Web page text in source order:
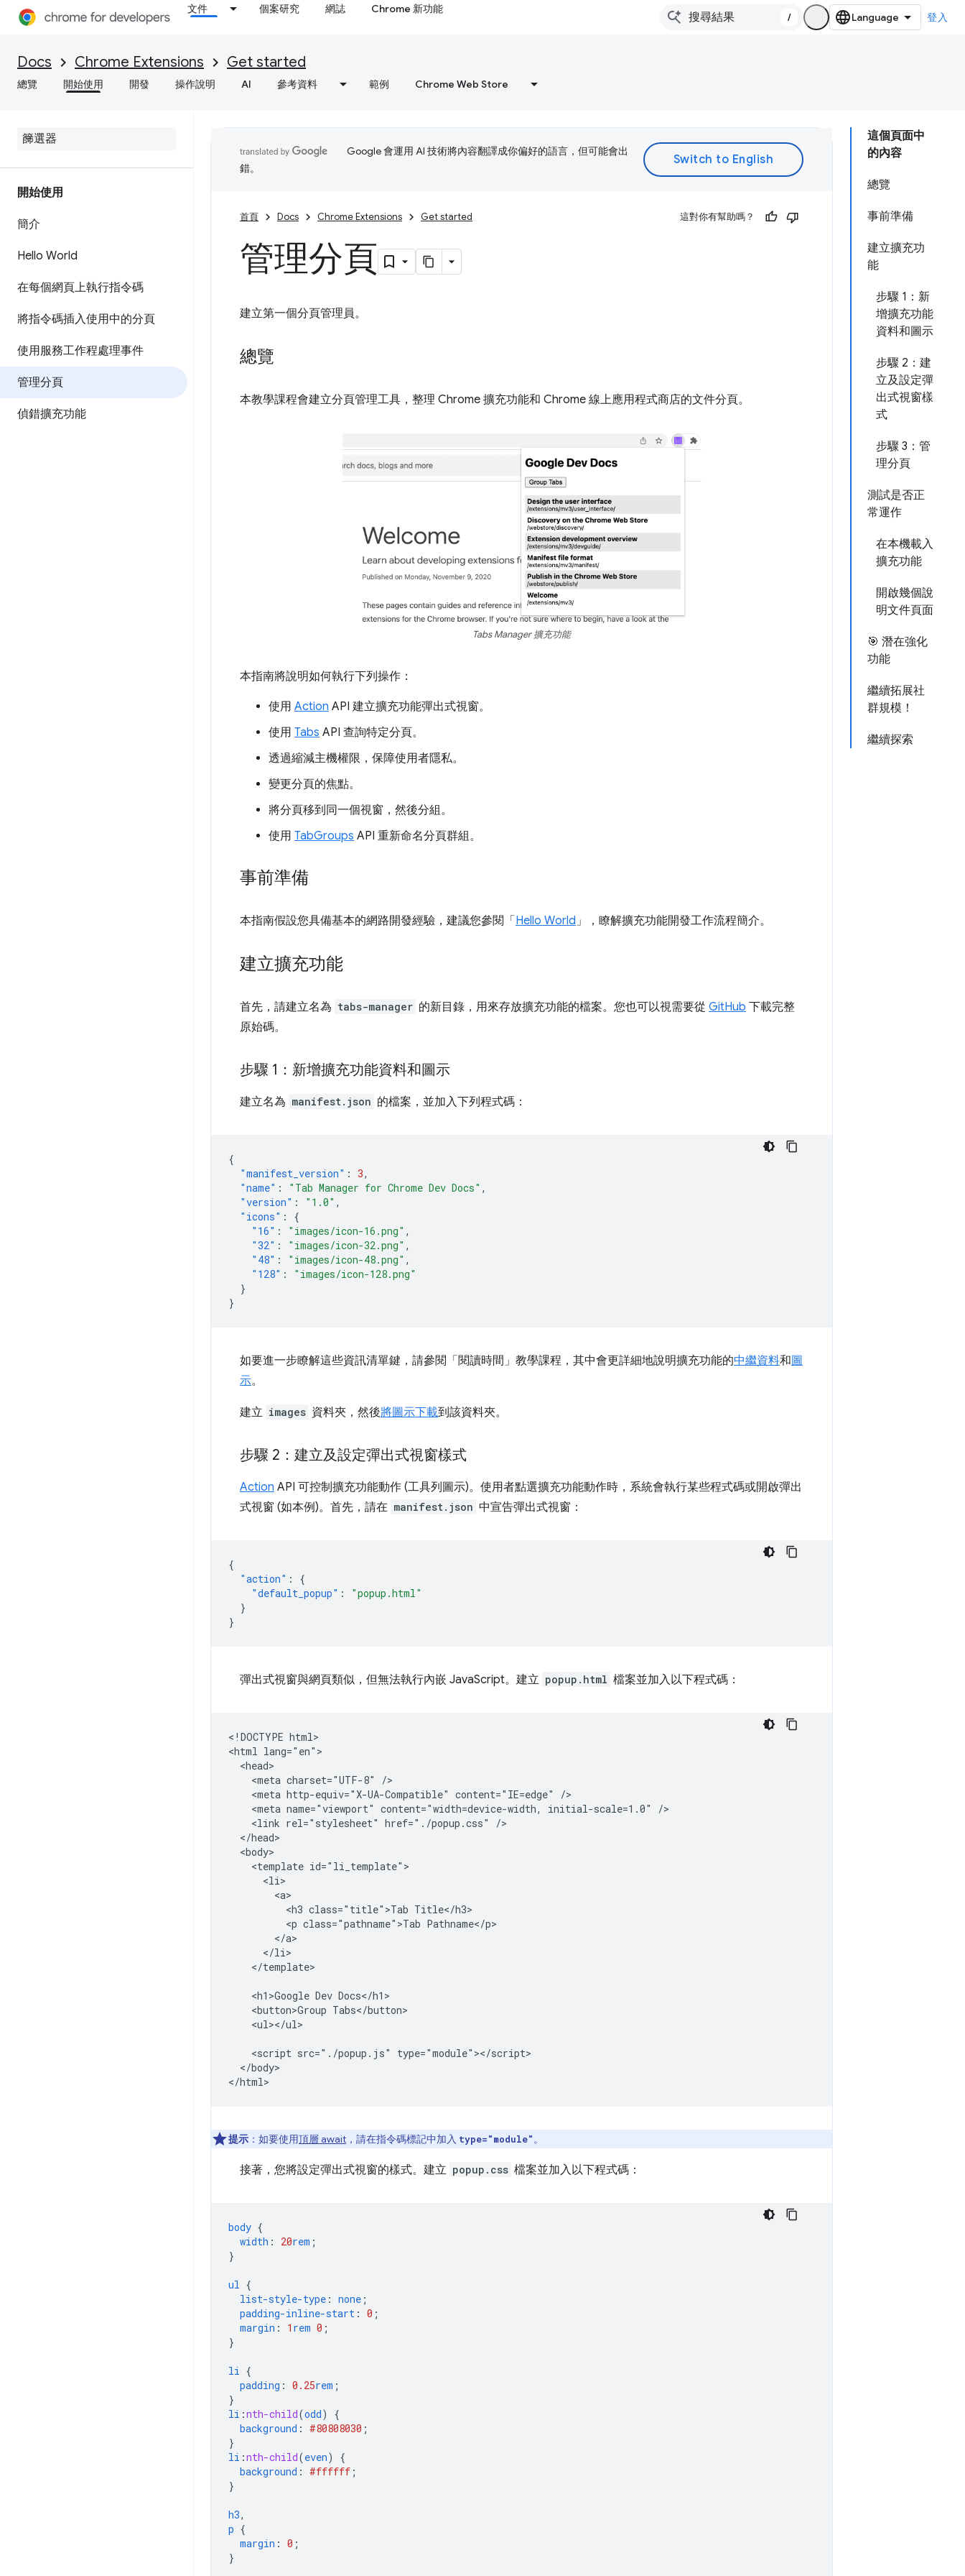
文件 個案研究 網誌 Chrome 新功能
/ 登入
Docs Chrome Extensions Get started
總覽 開始使用 開發 操作說明 AI 參考資料 範例 Chrome Web Store
開始使用
簡介
Hello World
在每個網頁上執行指令碼
將指令碼插入使用中的分頁
使用服務工作程處理事件
管理分頁
偵錯擴充功能
這個頁面中
的內容
總覽
事前準備
建立擴充功
能
步驟 1：新
增擴充功能
資料和圖示
步驟 2：建
立及設定彈
出式視窗樣
式
步驟 3：管
理分頁
測試是否正
常運作
在本機載入
擴充功能
開啟幾個說
明文件頁面
🎯 潛在強化
功能
繼續拓展社
群規模！
繼續探索
Google 會運用 AI 技術將內容翻譯成你偏好的語言，但可能會出
錯。
首頁 Docs Chrome Extensions Get started 這對你有幫助嗎？
管理分頁
建立第一個分頁管理員。
總覽
本教學課程會建立分頁管理工具，整理 Chrome 擴充功能和 Chrome 線上應用程式商店的文件分頁。
Tabs Manager 擴充功能
本指南將說明如何執行下列操作：
使用 Action API 建立擴充功能彈出式視窗。
使用 Tabs API 查詢特定分頁。
透過縮減主機權限，保障使用者隱私。
變更分頁的焦點。
將分頁移到同一個視窗，然後分組。
使用 TabGroups API 重新命名分頁群組。
事前準備
本指南假設您具備基本的網路開發經驗，建議您參閱「Hello World 」，瞭解擴充功能開發工作流程簡介。
建立擴充功能
首先，請建立名為 tabs-manager 的新目錄，用來存放擴充功能的檔案。您也可以視需要從 GitHub 下載完整
原始碼。
步驟 1：新增擴充功能資料和圖示
建立名為 manifest.json 的檔案，並加入下列程式碼：
{
"manifest_version" : 3,
"name" : "Tab Manager for Chrome Dev Docs" ,
"version" : "1.0" ,
"icons" :
{
"16" : "images/icon-16.png" ,
"32" : "images/icon-32.png" ,
"48" : "images/icon-48.png" ,
"128" :
"images/icon-128.png"
}
}
如要進一步瞭解這些資訊清單鍵，請參閱「閱讀時間」教學課程，其中會更詳細地說明擴充功能的中繼資料和圖
示。
建立 images 資料夾，然後將圖示下載到該資料夾。
步驟 2：建立及設定彈出式視窗樣式
Action API 可控制擴充功能動作 (工具列圖示)。使用者點選擴充功能動作時，系統會執行某些程式碼或開啟彈出
式視窗 (如本例)。首先，請在 manifest.json 中宣告彈出式視窗：
{
"action" :
{
"default_popup" :
"popup.html"
}
}
彈出式視窗與網頁類似，但無法執行內嵌 JavaScript。建立 popup.html 檔案並加入以下程式碼：
<!DOCTYPE html>
<html lang="en">
  <head>
    <meta charset="UTF-8" />
    <meta http-equiv="X-UA-Compatible" content="IE=edge" />
    <meta name="viewport" content="width=device-width, initial-scale=1.0" />
    <link rel="stylesheet" href="./popup.css" />
  </head>
  <body>
    <template id="li_template">
      <li>
        <a>
          <h3 class="title">Tab Title</h3>
          <p class="pathname">Tab Pathname</p>
        </a>
      </li>
    </template>
    <h1>Google Dev Docs</h1>
    <button>Group Tabs</button>
    <ul></ul>
    <script src="./popup.js" type="module"></script>
  </body>
提示 ：如要使用頂層 await ，請在指令碼標記中加入 type="module" 。
接著，您將設定彈出式視窗的樣式。建立 popup.css 檔案並加入以下程式碼：
body {
width : 20rem ;
}
ul {
list-style-type : none ;
padding-inline-start : 0 ;
margin : 1 rem 0 ;
}
li {
padding : 0.25rem ;
}
li :nth-child(odd)
{
background : #80808030 ;
}
li :nth-child(even)
{
background : #ffffff ;
}
h3,
p {
margin : 0 ;
}